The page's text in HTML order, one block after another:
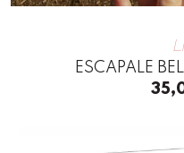
ESCAPALE